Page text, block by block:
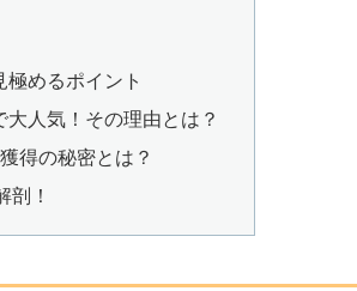
めるポイント
人気！その理由とは？
得の秘密とは？
！